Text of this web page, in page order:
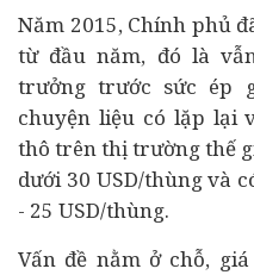
Năm 2015, Chính phủ
từ đầu năm, đó là
trưởng trước sức ép
chuyện liệu có lặp lại
thô trên thị trường thế
dưới 30 USD/thùng và
- 25 USD/thùng.
Vấn đề nằm ở chỗ,